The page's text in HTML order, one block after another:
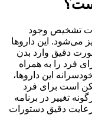
تشخیص وجود
می‌شود. این داروها
دقیق وارد بدن
فرد را به همراه
این داروها،
است برای فرد
تغییر در برنامه
دقیق دستورات